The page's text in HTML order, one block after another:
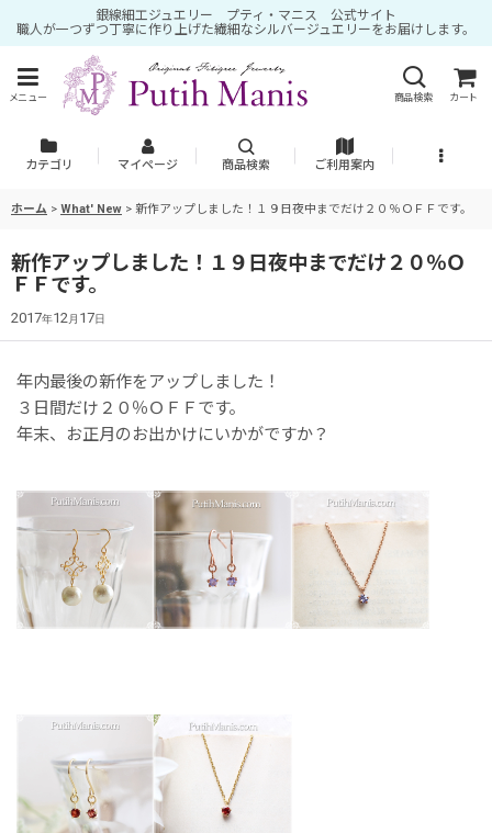
銀線細工ジュエリー プティ・マニス 公式サイト
職人が一つずつ丁寧に作り上げた繊細なシルバージュエリーをお届けします。
メニュー 商品検索 カート
カテゴリ マイページ 商品検索 ご利用案内
ホーム > What' New > 新作アップしました！１９日夜中までだけ２０％ＯＦＦです。
新作アップしました！１９日夜中までだけ２０％Ｏ
ＦＦです。
2017年12月 17日
年内最後の新作をアップしました！
３日間だけ２０％ＯＦＦです。
年末、お正月のお出かけにいかがですか？